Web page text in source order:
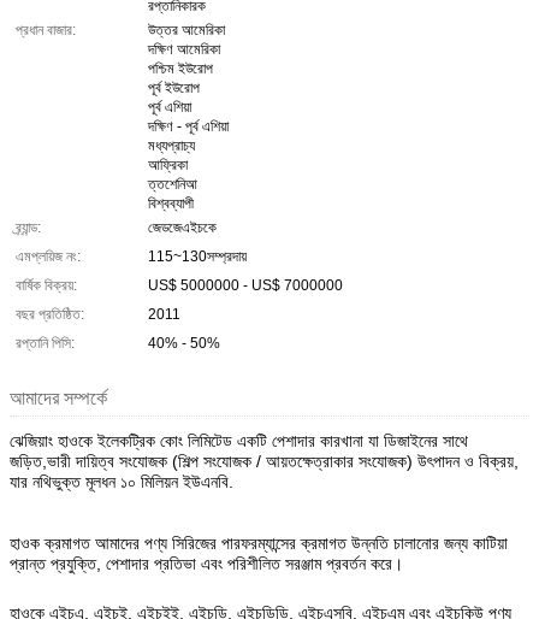
রপ্তানিকারক
প্রধান বাজার:
উত্তর আমেরিকা
দক্ষিণ আমেরিকা
পশ্চিম ইউরোপ
পূর্ব ইউরোপ
পূর্ব এশিয়া
দক্ষিণ - পূর্ব এশিয়া
মধ্যপ্রাচ্য
আফ্রিকা
ত্তশেনিআ
বিশ্বব্যাপী
ব্র্যান্ড:
জেডজেএইচকে
এমপ্লয়িজ নং:
115~130সম্প্রদায়
বার্ষিক বিক্রয়:
US$ 5000000 - US$ 7000000
বছর প্রতিষ্ঠিত:
2011
রপ্তানি পিসি:
40% - 50%
আমাদের সম্পর্কে
ঝেজিয়াং হাওকে ইলেকট্রিক কোং লিমিটেড একটি পেশাদার কারখানা যা ডিজাইনের সাথে
জড়িত,ভারী দায়িত্ব সংযোজক (শিল্প সংযোজক / আয়তক্ষেত্রাকার সংযোজক) উৎপাদন ও বিক্রয়,
যার নথিভুক্ত মূলধন ১০ মিলিয়ন ইউএনবি.
হাওক ক্রমাগত আমাদের পণ্য সিরিজের পারফরম্যান্সের ক্রমাগত উন্নতি চালানোর জন্য কাটিয়া
প্রান্ত প্রযুক্তি, পেশাদার প্রতিভা এবং পরিশীলিত সরঞ্জাম প্রবর্তন করে।
হাওকে এইচএ, এইচই, এইচইই, এইচডি, এইচডিডি, এইচএসবি, এইচএম এবং এইচকিউ পণ্য